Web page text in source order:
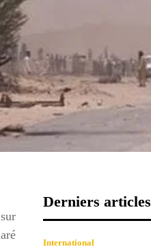
Derniers articles
International